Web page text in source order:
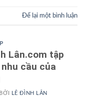
Để lại một bình luận
Lân.com tập
cầu của
BỞI LÊ ĐÌNH LÂN